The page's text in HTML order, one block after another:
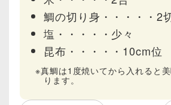
鯛の切り身・・・・・2
塩・・・・・少々
昆布・・・・・10cm位
真鯛は1度焼いてから入れると
ります。